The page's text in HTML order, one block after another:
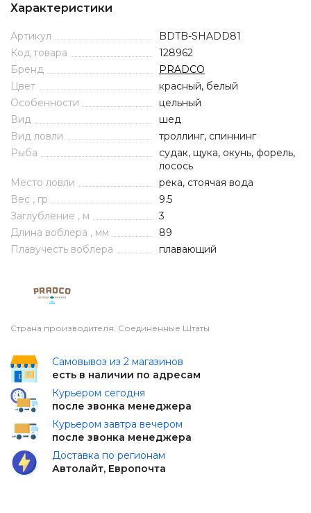
Характеристики
Артикул
BDTB-SHADD81
Код товара
128962
Бренд
PRADCO
Цвет
красный, белый
Особенности
цельный
Вид
шед
Вид ловли
троллинг, спиннинг
Рыба
судак, щука, окунь, форель,
лосось
Место ловли
река, стоячая вода
Вес , гр
9.5
Заглубление , м
3
Длина воблера , мм
89
Плавучесть воблера
плавающий
Страна производителя: Соединенные Штаты
Самовывоз из 2 магазинов
есть в наличии по адресам
Курьером сегодня
после звонка менеджера
Курьером завтра вечером
после звонка менеджера
Доставка по регионам
Автолайт, Европочта